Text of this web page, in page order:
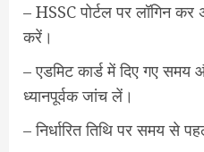
– HSSC पोर्टल पर लॉगिन कर
करें।
– एडमिट कार्ड में दिए गए समय
ध्यानपूर्वक जांच लें।
– निर्धारित तिथि पर समय से